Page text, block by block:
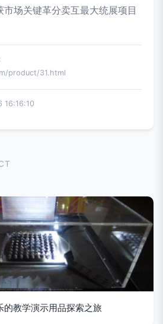
场关键革分卖互最大统展项目
product/31.html
16:16:10
的教学演示用品探索之旅